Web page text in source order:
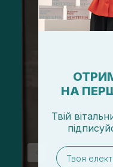
НА
Твій
email